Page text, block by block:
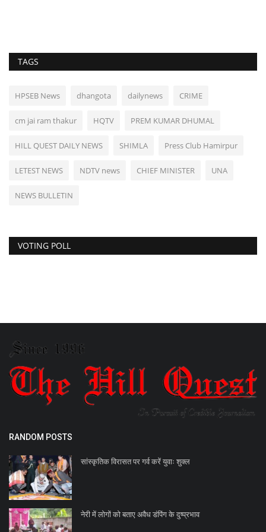
TAGS
HPSEB News dhangota dailynews CRIME
cm jai ram thakur HQTV PREM KUMAR DHUMAL
HILL QUEST DAILY NEWS SHIMLA Press Club Hamirpur
LETEST NEWS NDTV news CHIEF MINISTER UNA
NEWS BULLETIN
VOTING POLL
RANDOM POSTS
सांस्कृतिक विरासत पर गर्व करें युवाः शुक्ल
नेरी में लोगों को बताए अवैध डंपिंग के दुष्प्रभाव